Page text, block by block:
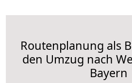
Routenplanung als
den Umzug nach
Bayern